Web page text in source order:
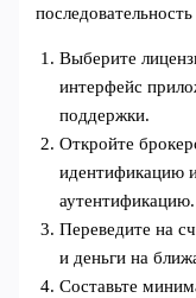
Выберите
интерфейс
поддержки.
Откройте
идентификацию
аутентификацию.
Переведите на
и деньги на
Составьте